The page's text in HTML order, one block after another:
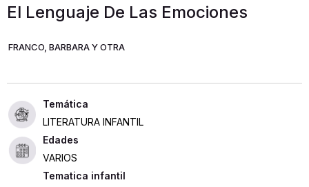
El Lenguaje De Las Emociones
FRANCO, BARBARA Y OTRA
LITERATURA INFANTIL
Edades
VARIOS
Tematica infantil